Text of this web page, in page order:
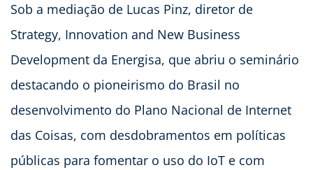
Sob a mediação de Lucas Pinz, diretor de
Strategy, Innovation and New Business
Development da Energisa, que abriu o seminário
destacando o pioneirismo do Brasil no
desenvolvimento do Plano Nacional de Internet
das Coisas, com desdobramentos em políticas
públicas para fomentar o uso do IoT e com